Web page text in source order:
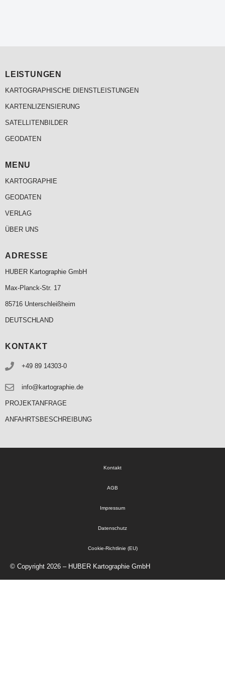
LEISTUNGEN
KARTOGRAPHISCHE DIENSTLEISTUNGEN
KARTENLIZENSIERUNG
SATELLITENBILDER
GEODATEN
MENU
KARTOGRAPHIE
GEODATEN
VERLAG
ÜBER UNS
ADRESSE
HUBER Kartographie GmbH
Max-Planck-Str. 17
85716 Unterschleißheim
DEUTSCHLAND
KONTAKT
+49 89 14303-0
info@kartographie.de
PROJEKTANFRAGE
ANFAHRTSBESCHREIBUNG
© Copyright 2026 – HUBER Kartographie GmbH
Kontakt
AGB
Impressum
Datenschutz
Cookie-Richtlinie (EU)